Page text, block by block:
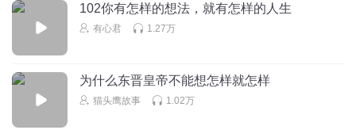
102你有怎样的想法，就有怎样的人生
有心君 1.27万
为什么东晋皇帝不能想怎样就怎样
猫头鹰故事 1.02万